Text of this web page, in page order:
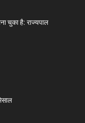
चुका है: राज्यपाल